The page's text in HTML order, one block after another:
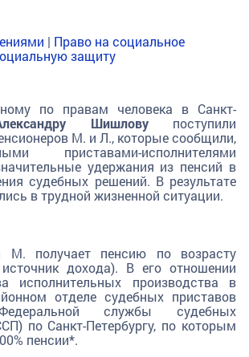
| Право на социальное
защиту
по правам человека в Санкт-
Шишловупоступили
М. и Л., которые сообщили,
приставами-исполнителями
удержания из пенсий в
судебных решений. В результате
в трудной жизненной ситуации.
М. получает пенсию по возрасту
дохода). В его отношении
исполнительных производства в
отделе судебных приставов
службы судебных
по Санкт-Петербургу, по которым
пенсии*.